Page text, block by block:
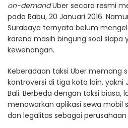
on-demandUber secara resmi
pada Rabu, 20 Januari 2016.
Surabaya ternyata belum
karena masih bingung soal siapa
kewenangan.
Keberadaan taksi Uber memang
kontroversi di tiga kota lain, yakni
Bali. Berbeda dengan taksi biasa,
menawarkan aplikasi sewa mobil
dan legalitas sebagai